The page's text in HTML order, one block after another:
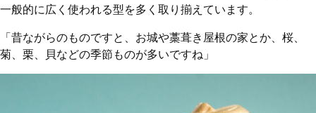
一般的に広く使われる型を多く取り揃えています。
「昔ながらのものですと、お城や藁葺き屋根の家とか、桜、
菊、栗、貝などの季節ものが多いですね」